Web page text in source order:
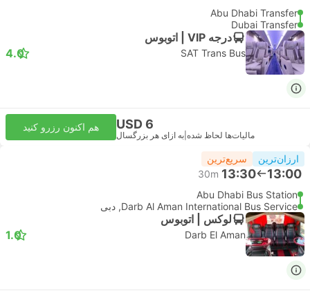
Abu Dhabi Transfer
Dubai Transfer
درجه VIP | اتوبوس
SAT Trans Bus
4.0
USD 6
مالیات‌ها لحاظ شده به ازای هر بزرگسال
هم اکنون رزرو کنید
ارزان‌ترین سریع‌ترین
13:00
13:30
30m
Abu Dhabi Bus Station
Darb Al Aman International Bus Service, دبی
لوکس | اتوبوس
Darb El Aman
1.0